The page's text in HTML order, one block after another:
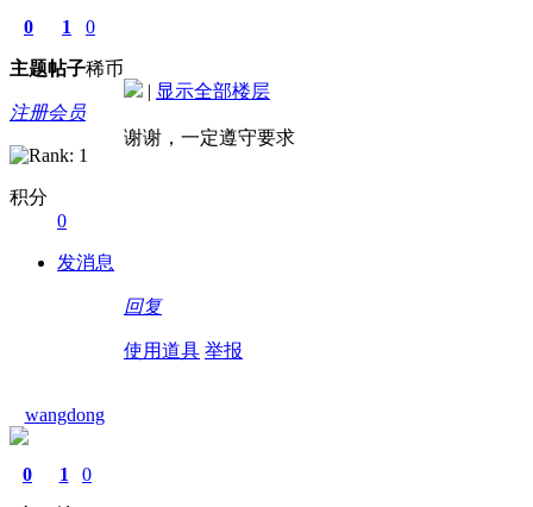
0
主题
1
帖子
0
稀币
注册会员
积分
0
发消息
| 显示全部楼层
谢谢，一定遵守要求
回复
使用道具 举报
wangdong
0 1 0